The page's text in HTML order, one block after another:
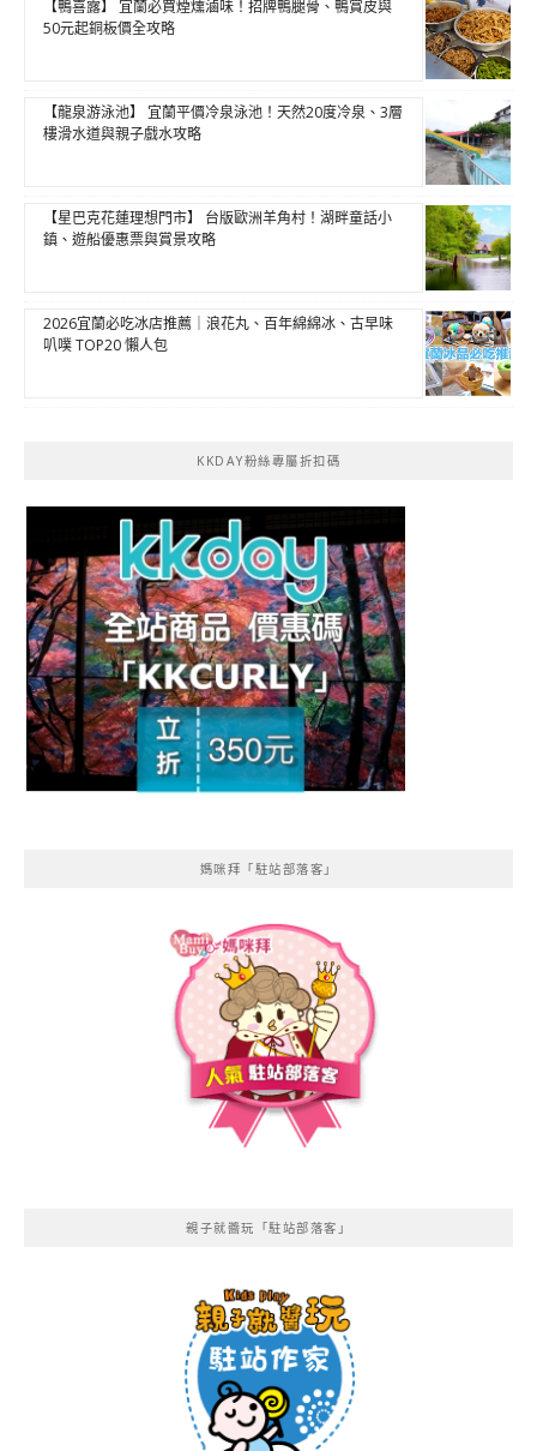
【鴨喜露】 宜蘭必買煙燻滷味！招牌鴨腿骨、鴨賞皮與
50元起銅板價全攻略
【龍泉游泳池】 宜蘭平價冷泉泳池！天然20度冷泉、3層
樓滑水道與親子戲水攻略
【星巴克花蓮理想門市】 台版歐洲羊角村！湖畔童話小
鎮、遊船優惠票與賞景攻略
2026宜蘭必吃冰店推薦｜浪花丸、百年綿綿冰、古早味
叭噗 TOP20 懶人包
KKDAY粉絲專屬折扣碼
媽咪拜「駐站部落客」
親子就醬玩「駐站部落客」